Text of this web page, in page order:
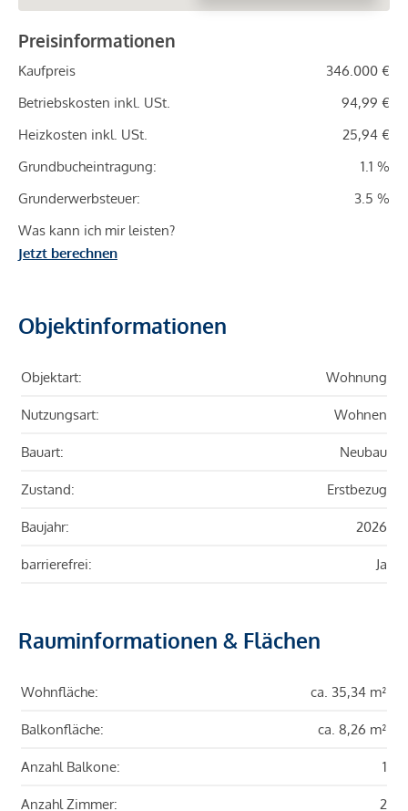
Preisinformationen
Kaufpreis
346.000 €
Betriebskosten inkl. USt.
94,99 €
Heizkosten inkl. USt.
25,94 €
Grundbucheintragung:
1.1 %
Grunderwerbsteuer:
3.5 %
Was kann ich mir leisten?
Jetzt berechnen
Objektinformationen
Objektart: Wohnung
Nutzungsart: Wohnen
Bauart: Neubau
Zustand: Erstbezug
Baujahr: 2026
barrierefrei: Ja
Rauminformationen & Flächen
Wohnfläche: ca. 35,34 m²
Balkonfläche: ca. 8,26 m²
Anzahl Balkone: 1
Anzahl Zimmer: 2